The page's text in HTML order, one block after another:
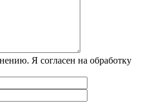
Я согласен на обработку